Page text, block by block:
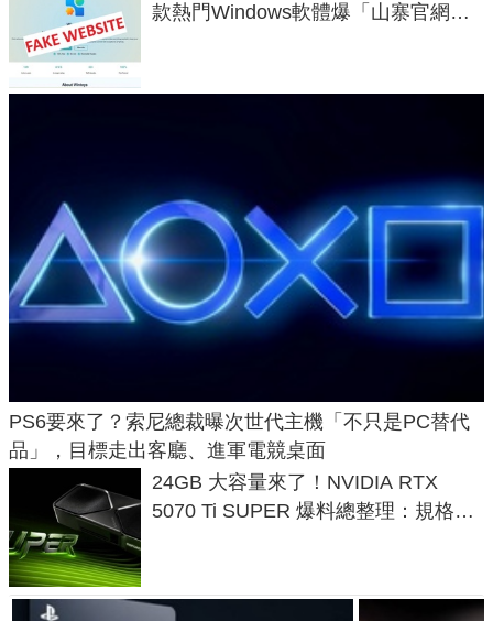
款熱門Windows軟體爆「山寨官網」
PS6要來了？索尼總裁曝次世代主機「不只是PC替代
品」，目標走出客廳、進軍電競桌面
24GB 大容量來了！NVIDIA RTX
5070 Ti SUPER 爆料總整理：規格、